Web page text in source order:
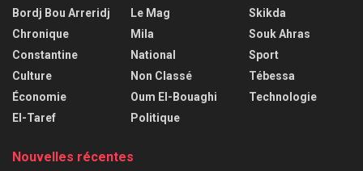
Bordj Bou Arreridj
Chronique
Constantine
Culture
Économie
El-Taref
Le Mag
Mila
National
Non Classé
Oum El-Bouaghi
Politique
Skikda
Souk Ahras
Sport
Tébessa
Technologie
Nouvelles récentes